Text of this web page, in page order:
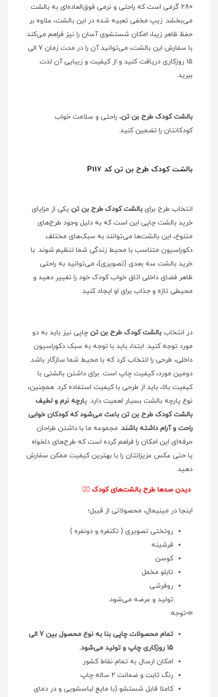
280 گرمی است که راحتی و نرمی فوق‌العاده‌ای به بالشت
می‌بخشد. زیپ مخفی تعبیه شده در این بالشت، علاوه بر
حفظ ظاهر زیبا، امکان شستشوی آسان را نیز فراهم می‌کند.
با سفارش این بالشت، می‌توانید آن را در مدت زمان 7 الی
15 روزکاری دریافت کنید و از کیفیت و زیبایی آن لذت
ببرید.
بالشت کودک طرح بن تن، راحتی و سلامت خواب
کودکانتان را تضمین کنید.
بالشت کودک طرح بن تن کد P117
انتخاب طرح برای بالشت کودک طرح بن تن یکی از مزایای
خرید بالشت چاپی این است که به دلیل وجود طرح‌های
متنوع، این بالشت‌ها می‌توانند به سبک‌های مختلف
دکوراسیون متناسب با محیط زندگی شما تنظیم شوند. با
خرید بالشت سه بعدی (تصویری)، می‌توانید به راحتی
ظاهر فضای داخلی اتاق خواب کودک خود را تغییر دهید و
محیطی تازه و جذاب برای او ایجاد کنید.
در انتخاب بالشت کودک طرح بن تن چاپی نیز باید به دو
مورد توجه کنید: ابتدا، باید با توجه به سبک دکوراسیون
داخلی، طرحی را انتخاب کرد که با محیط شما سازگار باشد.
دومین مورد، کیفیت چاپ است. برای داشتن بالشتی با
کیفیت بالا، باید از طرحی با کیفیت استفاده کرد. همچنین،
نوع پارچه بالشت بسیار اهمیت دارد. پارچه نرم و لطیف
بالشت کودک طرح بن تن باعث می‌شود که کودکان خوابی
راحت و آرام داشته باشند. مجموعه ما با داشتن طراحان
حرفه‌ای این امکان را فراهم کرده است که طرح‌های دلخواه
یا حتی عکس عزیزانتان را با بهترین کیفیت ممکن سفارش
دهید.
دیدن صدها طرح بالشت‌های کودک 👉🏻
اینجا در مینیمال، محصولاتی از قیبل؛
روتختی تصویری ( تکنفره و دونفره )
فرشینه
کوسن
تابلو مخمل
روفرشی
تولید و عرضه می‌شود.
📣توجه
تمام محصولات چاپی بنا به نوع محصول بین 7 الی
15 روزکاری چاپ و تولید می‌شود.
امکان ارسال به تمام نقاط کشور
رنگ ثابت و ضمانت 2 ساله چاپ
کاملا قابل شستشو (با مایع لباسشویی و در دمای